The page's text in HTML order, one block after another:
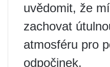
uvědomit, že
zachovat
atmosféru pro
odpočinek.